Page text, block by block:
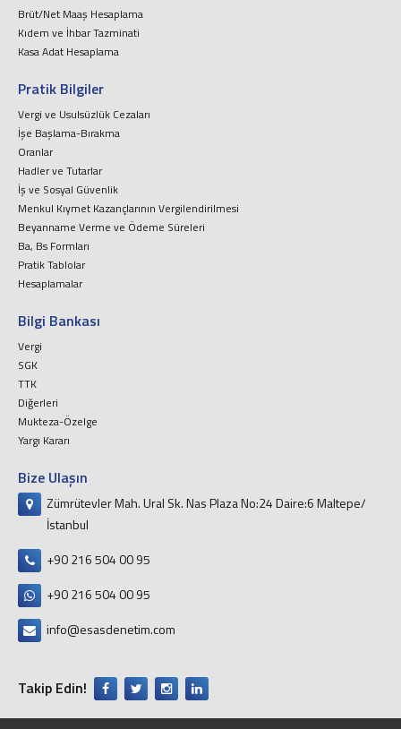
Brüt/Net Maaş Hesaplama
Kıdem ve İhbar Tazminati
Kasa Adat Hesaplama
Pratik Bilgiler
Vergi ve Usulsüzlük Cezaları
İşe Başlama-Bırakma
Oranlar
Hadler ve Tutarlar
İş ve Sosyal Güvenlik
Menkul Kıymet Kazançlarının Vergilendirilmesi
Beyanname Verme ve Ödeme Süreleri
Ba, Bs Formları
Pratik Tablolar
Hesaplamalar
Bilgi Bankası
Vergi
SGK
TTK
Diğerleri
Mukteza-Özelge
Yargı Kararı
Bize Ulaşın
Zümrütevler Mah. Ural Sk. Nas Plaza No:24 Daire:6 Maltepe/
İstanbul
+90 216 504 00 95
+90 216 504 00 95
info@esasdenetim.com
Takip Edin!